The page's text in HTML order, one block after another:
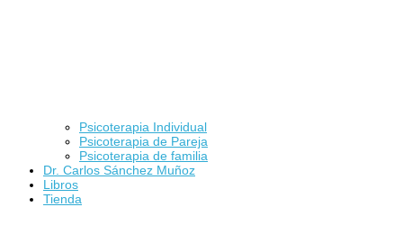
Psicoterapia Individual
Psicoterapia de Pareja
Psicoterapia de familia
Dr. Carlos Sánchez Muñoz
Libros
Tienda